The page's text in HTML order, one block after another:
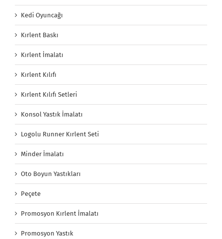
Kedi Oyuncağı
Kırlent Baskı
Kırlent İmalatı
Kırlent Kılıfı
Kırlent Kılıfı Setleri
Konsol Yastık İmalatı
Logolu Runner Kırlent Seti
Minder İmalatı
Oto Boyun Yastıkları
Peçete
Promosyon Kırlent İmalatı
Promosyon Yastık